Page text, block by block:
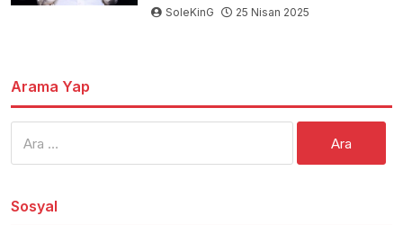
SoleKinG 25 Nisan 2025
Arama Yap
Sosyal